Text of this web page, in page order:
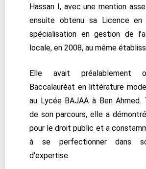
Hassan I, avec une mention
ensuite obtenu sa Licence en
spécialisation en gestion de
locale, en 2008, au même
Elle avait préalablement
Baccalauréat en littérature
au Lycée BAJAA à Ben Ahmed.
de son parcours, elle a
pour le droit public et a
à se perfectionner dans
d’expertise.